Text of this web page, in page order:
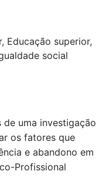
Educação superior,
social
uma investigação
os fatores que
e abandono em
Profissional